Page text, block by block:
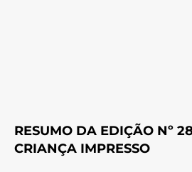
RESUMO DA EDIÇÃO Nº
CRIANÇA IMPRESSO